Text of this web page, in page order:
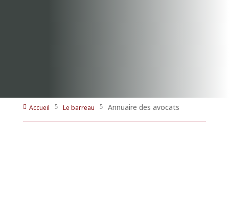
 Accueil 5 Le barreau 5 Annuaire des avocats